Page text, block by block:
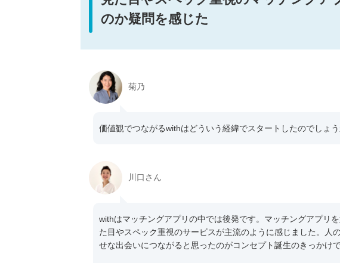
のか疑問を感じた
菊乃
価値観でつながるwithはどういう経緯でスタートしたのでしょう
川口さん
withはマッチングアプリの中では後発です。マッチングアプリ
た目やスペック重視のサービスが主流のように感じました。人
せな出会いにつながると思ったのがコンセプト誕生のきっかけで